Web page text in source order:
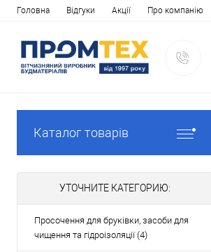
Головна Відгуки Акції Про компанію
Каталог товарів
УТОЧНИТЕ КАТЕГОРИЮ:
Просочення для бруківки, засоби для
чищення та гідроізоляції (4)